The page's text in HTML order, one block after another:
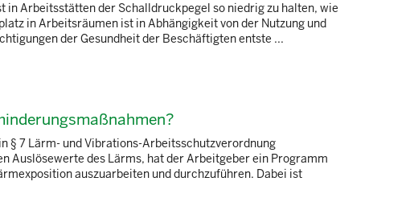
Arbeitsstätten der Schalldruckpegel so niedrig zu halten, wie
in Arbeitsräumen ist in Abhängigkeit von der Nutzung und
der Gesundheit der Beschäftigten entste ...
§ 7 Lärm- und Vibrations-Arbeitsschutzverordnung
Auslösewerte des Lärms, hat der Arbeitgeber ein Programm
auszuarbeiten und durchzuführen. Dabei ist